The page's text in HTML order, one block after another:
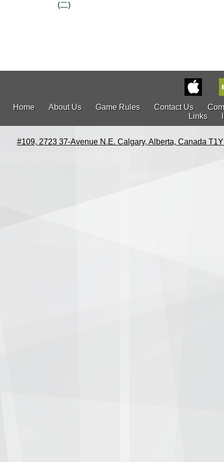
(二)
Home About Us Game Rules Contact Us
Links
#109, 2723 37-Avenue N.E. Calgary, Alberta, Canada